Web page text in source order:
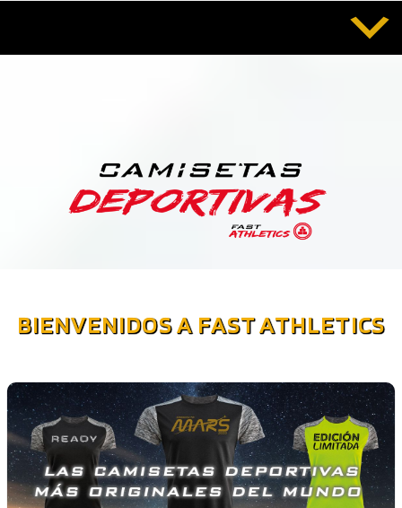
contenido
BIENVENIDOS A FAST ATHLETICS